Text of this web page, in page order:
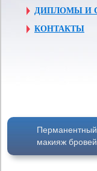
ДИПЛОМЫ И
КОНТАКТЫ
Перманентный
макияж бровей